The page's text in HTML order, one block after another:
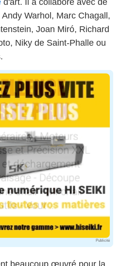
Warhol, Marc Chagall,
Joan Miró, Richard
Niky de Saint-Phalle ou
Publicité
beaucoup œuvré pour la